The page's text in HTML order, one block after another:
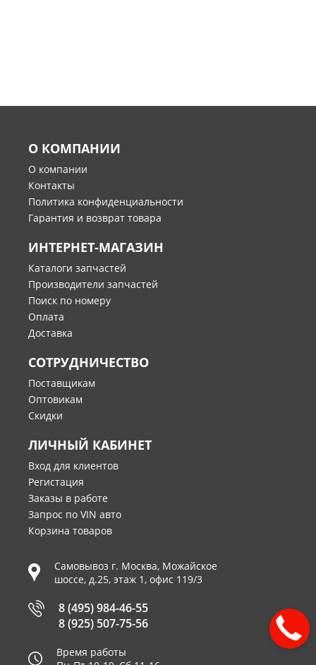
О КОМПАНИИ
О компании
Контакты
Политика конфиденциальности
Гарантия и возврат товара
ИНТЕРНЕТ-МАГАЗИН
Каталоги запчастей
Производители запчастей
Поиск по номеру
Оплата
Доставка
СОТРУДНИЧЕСТВО
Поставщикам
Оптовикам
Скидки
ЛИЧНЫЙ КАБИНЕТ
Вход для клиентов
Регистация
Заказы в работе
Запрос по VIN авто
Корзина товаров
Самовывоз г. Москва, Можайское
шоссе, д.25, этаж 1, офис 119/3
8 (495) 984-46-55
8 (925) 507-75-56
Время работы